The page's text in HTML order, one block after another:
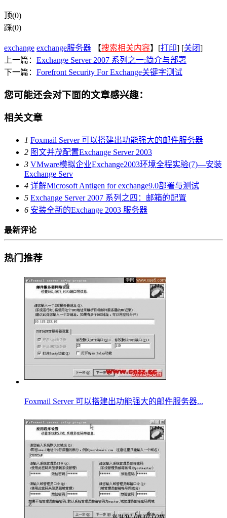
顶(0)
踩(0)
exchange exchange服务器 【搜索相关内容】[打印] [关闭]
上一篇： Exchange Server 2007 系列之一:简介与部署
下一篇： Forefront Security For Exchange关键字测试
您可能还会对下面的文章感兴趣：
相关文章
1 Foxmail Server 可以搭建出功能强大的邮件服务器
2 图文并茂配置Exchange Server 2003
3 VMware模拟企业Exchange2003环境全程实验(7)—安装
Exchange Serv
4 详解Microsoft Antigen for exchange9.0部署与测试
5 Exchange Server 2007 系列之四：邮箱的配置
6 安装全新的Exchange 2003 服务器
最新评论
热门推荐
Foxmail Server 可以搭建出功能强大的邮件服务器...